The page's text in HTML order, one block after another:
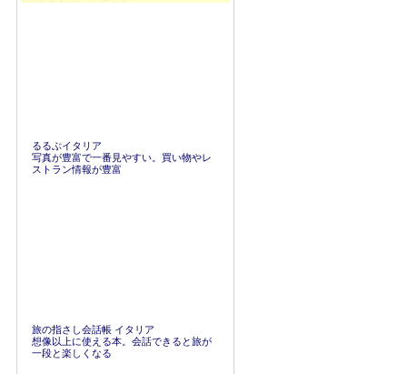
るるぶイタリア
写真が豊富で一番見やすい。買い物やレ
ストラン情報が豊富
旅の指さし会話帳 イタリア
想像以上に使える本。会話できると旅が
一段と楽しくなる